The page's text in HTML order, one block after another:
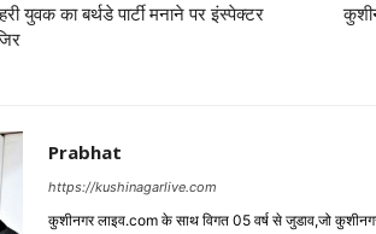
युवक का बर्थडे पार्टी मनाने पर इंस्पेक्टर
Prabhat
https://kushinagarlive.com
कुशीनगर लाइव.com के साथ विगत 05 वर्ष से जुडाव,जो